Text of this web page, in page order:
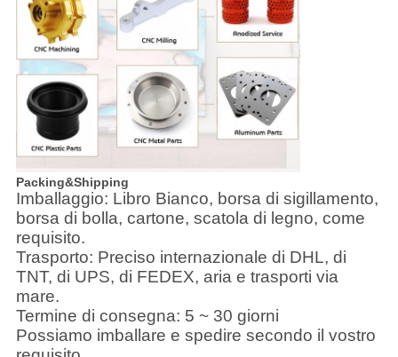
Packing&Shipping
Imballaggio: Libro Bianco, borsa di sigillamento,
borsa di bolla, cartone, scatola di legno, come
requisito.
Trasporto: Preciso internazionale di DHL, di
TNT, di UPS, di FEDEX, aria e trasporti via
mare.
Termine di consegna: 5 ~ 30 giorni
Possiamo imballare e spedire secondo il vostro